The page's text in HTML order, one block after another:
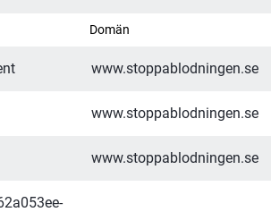
Domän
www.stoppablodningen.se
www.stoppablodningen.se
www.stoppablodningen.se